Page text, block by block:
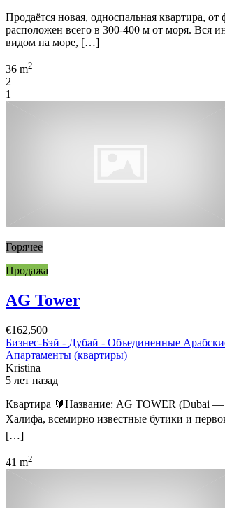
Продаётся новая, односпальная квартира,
расположен всего в 300-400 м от моря. Вся
видом на море, […]
36 m2
2
1
Горячее
Продажа
AG Tower
€162,500
Бизнес-Бэй - Дубай - Объединенные
Апартаменты (квартиры)
Kristina
5 лет назад
Квартира 🔰Название: AG TOWER (Dubai
Халифа, всемирно известные бутики и
[…]
41 m2